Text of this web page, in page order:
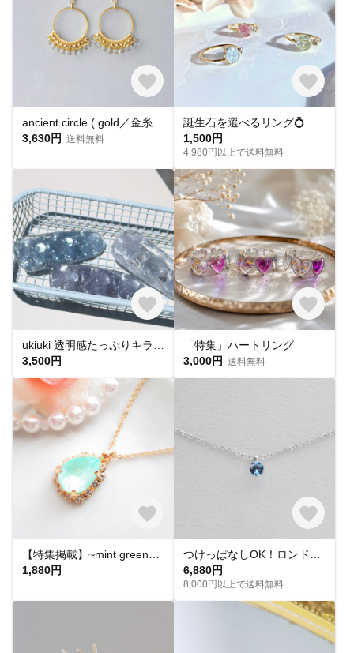
3,630円 送料無料
1,500円
4,980円以上で送料無料
3,500円
「特集」ハートリング
3,000円 送料無料
1,880円
6,880円
8,000円以上で送料無料